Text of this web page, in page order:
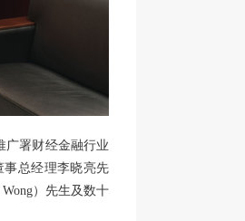
广署财经金融行业
事总经理李晓亮先
）先生及数十